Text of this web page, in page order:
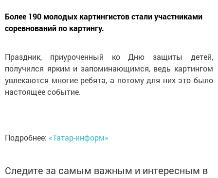
Более 190 молодых картингистов стали участниками
соревнований по картингу.
Праздник, приуроченный ко Дню защиты детей,
получился ярким и запоминающимся, ведь картингом
увлекаются многие ребята, а потому для них это было
настоящее событие.
Подробнее: «Татар-информ»
Следите за самым важным и интересным в